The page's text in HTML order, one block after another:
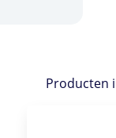
Producten